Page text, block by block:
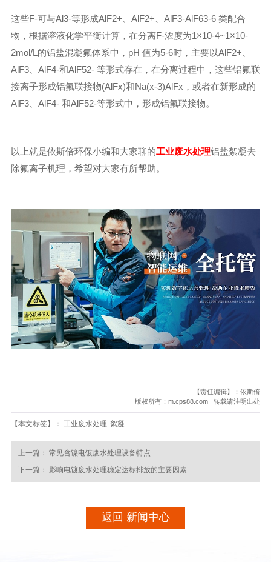
这些F-可与Al3-等形成AlF2+、AlF2+、AlF3-AlF63-6 类配合
物，根据溶液化学平衡计算，在分离F-浓度为1×10-4~1×10-
2mol/L的铝盐混凝氟体系中，pH 值为5-6时，主要以AlF2+、
AlF3、AlF4-和AlF52- 等形式存在，在分离过程中，这些铝氟联
接离子形成铝氟联接物(AlFx)和Na(x-3)AlFx，或者在新形成的
AlF3、AlF4- 和AlF52-等形式中，形成铝氟联接物。
以上就是依斯倍环保小编和大家聊的工业废水处理铝盐絮凝去
除氟离子机理，希望对大家有所帮助。
【责任编辑】：依斯倍
版权所有：m.cps88.com 转载请注明出处
【本文标签】： 工业废水处理 絮凝
上一篇： 常见含镍电镀废水处理设备特点
下一篇： 影响电镀废水处理稳定达标排放的主要因素
返回 新闻中心